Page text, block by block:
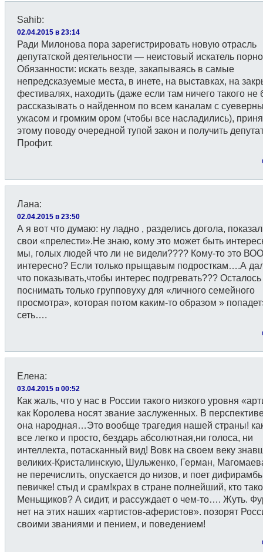
Sahib:
02.04.2015 в 23:14
Ради Милонова пора зарегистрировать новую отрасль
депутатской деятельности — неистовый искатель
Обязанности: искать везде, закапываясь в самые
непредсказуемые места, в инете, на выставках, на
фестивалях, находить (даже если там ничего такого не
рассказывать о найденном по всем каналам с
ужасом и громким ором (чтобы все насладились),
этому поводу очередной тупой закон и получить
Профит.
Лана:
02.04.2015 в 23:50
А я вот что думаю: ну ладно , разделись догола,
свои «прелести».Не знаю, кому это может быть
мы, голых людей что ли не видели???? Кому-то это
интересно? Если только прыщавым подросткам….А
что показывать,чтобы интерес подгревать??? Осталось
поснимать только групповуху для «личного семейного
просмотра», которая потом каким-то образом »
сеть….
Елена:
03.04.2015 в 00:52
Как жаль, что у нас в России такого низкого уровня
как Королева носят звание заслуженных. В
она народная…Это вообще трагедия нашей страны!
все легко и просто, бездарь абсолютная,ни голоса, ни
интеллекта, потасканный вид! Вовк на своем веку
великих-Кристалинскую, Шульженко, Герман,
не перечислить, опускается до низов, и поет
певичке! стыд и срам!крах в стране полнейший, кто
Меньщиков? А сидит, и рассуждает о чем-то…. Жуть.
нет на этих наших «артистов-аферистов». позорят
своими званиями и пением, и поведением!